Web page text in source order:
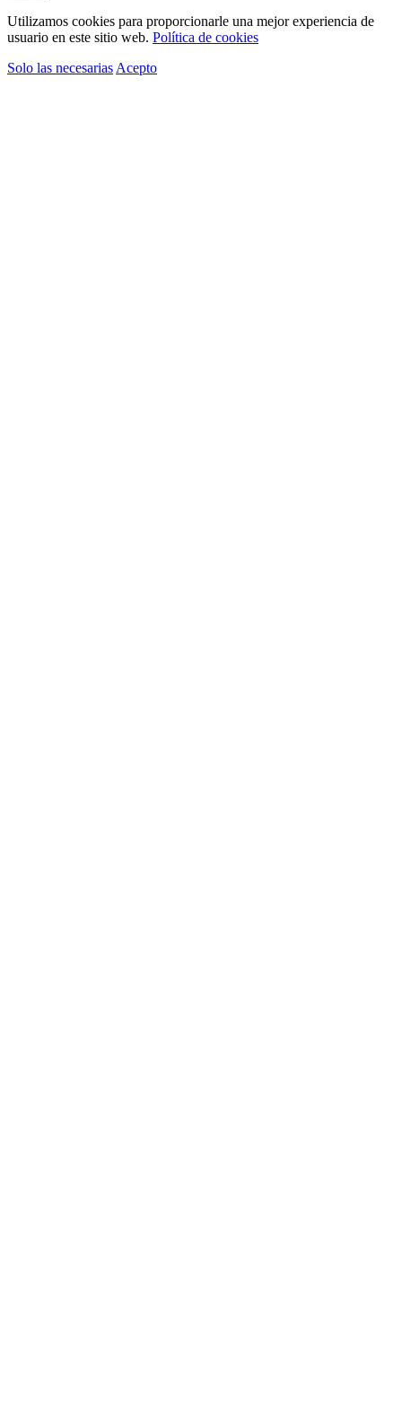
Utilizamos cookies para proporcionarle una mejor experiencia de
usuario en este sitio web. Política de cookies
Solo las necesarias Acepto